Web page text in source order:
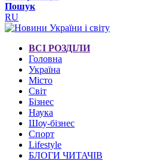
Пошук
RU
ВСІ РОЗДІЛИ
Головна
Україна
Місто
Світ
Бізнес
Наука
Шоу-бізнес
Спорт
Lifestyle
БЛОГИ ЧИТАЧІВ